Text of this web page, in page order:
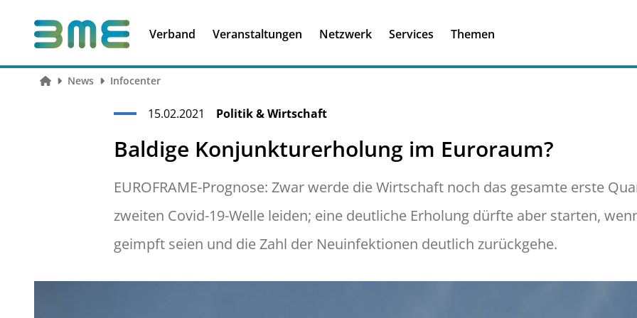
Verband Veranstaltungen
Führungskompetenzen
Netzwerk
Services Themen
Ich habe einen
News Infocenter
15.02.2021 Politik & Wirtschaft
Baldige Konjunkturerholung im Euroraum?
EUROFRAME-Prognose: Zwar werde die Wirtschaft noch das gesamte erste
zweiten Covid-19-Welle leiden; eine deutliche Erholung dürfte aber starten,
geimpft seien und die Zahl der Neuinfektionen deutlich zurückgehe.